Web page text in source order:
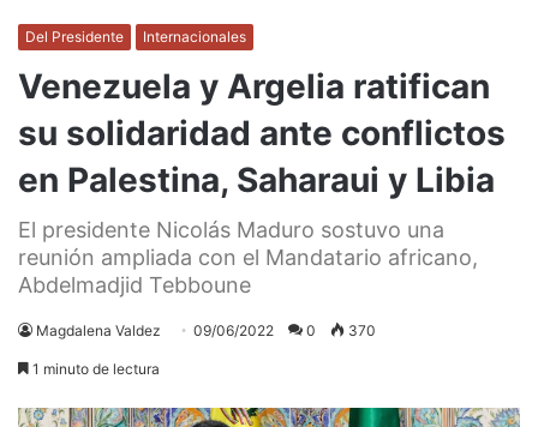
Del Presidente Internacionales
Venezuela y Argelia ratifican
su solidaridad ante conflictos
en Palestina, Saharaui y Libia
El presidente Nicolás Maduro sostuvo una
reunión ampliada con el Mandatario africano,
Abdelmadjid Tebboune
Magdalena Valdez 09/06/2022 0 370
1 minuto de lectura